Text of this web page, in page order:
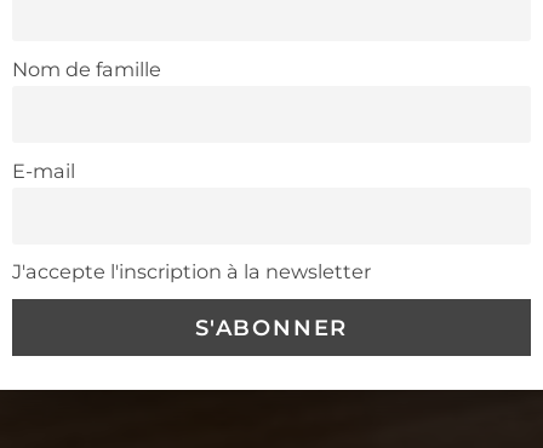
Nom de famille
E-mail
J'accepte l'inscription à la newsletter